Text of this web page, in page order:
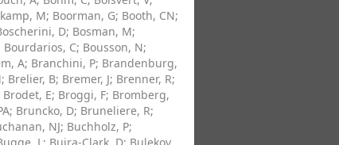
M; Boorman, G; Booth, CN;
D; Bosman, M;
Bourdarios, C; Bousson, N;
A; Branchini, P; Brandenburg,
; Brelier, B; Bremer, J; Brenner, R;
Brodet, E; Broggi, F; Bromberg,
; Bruncko, D; Bruneliere, R;
NJ; Buchholz, P;